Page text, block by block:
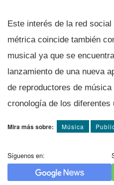
Este interés de la red
métrica coincide también
musical ya que se
lanzamiento de una nueva
de reproductores de
cronologí­a de los diferentes
Mira más sobre: Música
Síguenos en: